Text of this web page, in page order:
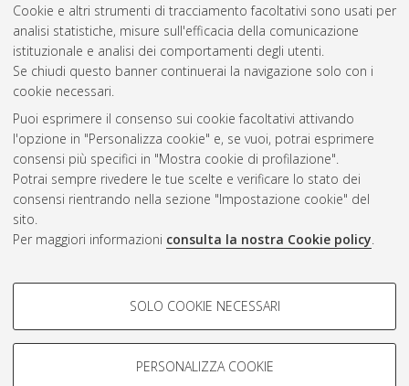
Cookie e altri strumenti di tracciamento facoltativi sono usati per
analisi statistiche, misure sull'efficacia della comunicazione
istituzionale e analisi dei comportamenti degli utenti.
Se chiudi questo banner continuerai la navigazione solo con i
cookie necessari.
Puoi esprimere il consenso sui cookie facoltativi attivando
l'opzione in "Personalizza cookie" e, se vuoi, potrai esprimere
consensi più specifici in "Mostra cookie di profilazione".
Potrai sempre rivedere le tue scelte e verificare lo stato dei
consensi rientrando nella sezione "Impostazione cookie" del
sito.
Per maggiori informazioni consulta la nostra Cookie policy.
COOKIE DI PROFILAZIONE -
Si tratta di cookie utilizzati per analizzare le caratteristiche della
navigazione degli utenti, creare profili in base al loro comportamento
SOLO COOKIE NECESSARI
PERSONALIZZA COOKIE
Questa lista e' stata generata il Thu Aug 6 20:31:59 2026
Atom
Rss 1.0
Rss 2.0
ISSN: 2038-7946
Impostazioni Cookie
Informativa sulla privacy
Condizioni d’uso del sito